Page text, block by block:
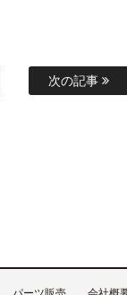
次の記事